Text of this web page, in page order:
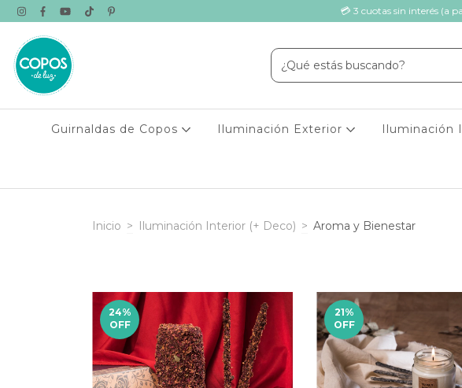
💳 3 cuotas sin interés (a
Guirnaldas de Copos Iluminación Exterior Iluminación
Inicio > Iluminación Interior (+ Deco) > Aroma y Bienestar
24%
OFF
21%
OFF